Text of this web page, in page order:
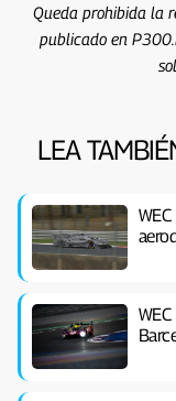
Queda prohibida la
publicado en
LEA